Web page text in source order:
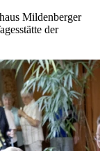
Mildenberger
der